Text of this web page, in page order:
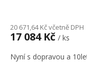
20 671,64 Kč včetně DPH
17 084 Kč / ks
Nyní s dopravou a